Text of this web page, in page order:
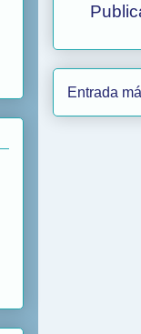
Entrada